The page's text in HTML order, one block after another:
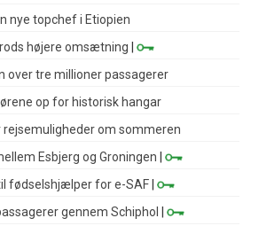
nye topchef i Etiopien
højere omsætning |
over tre millioner passagerer
op for historisk hangar
om sommeren
Esbjerg og Groningen |
fødselshjælper for e-SAF |
gennem Schiphol
|